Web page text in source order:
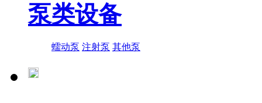
泵类设备
蠕动泵 注射泵 其他泵